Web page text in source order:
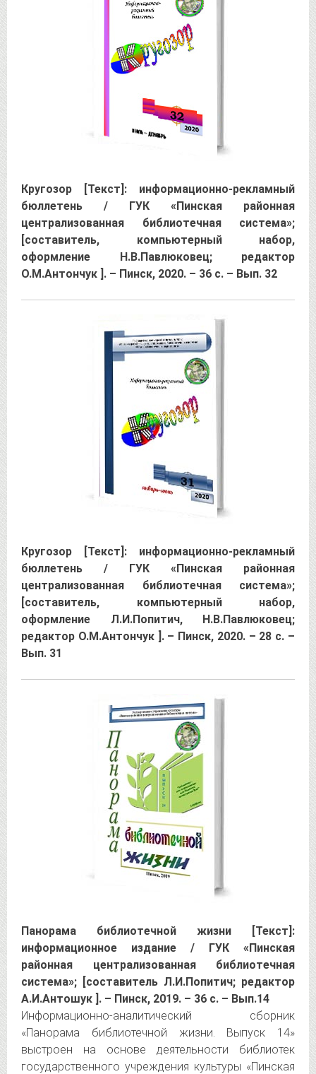
Кругозор [Текст]: информационно-рекламный
бюллетень / ГУК «Пинская районная
централизованная библиотечная система»;
[составитель, компьютерный набор,
оформление Н.В.Павлюковец; редактор
О.М.Антончук ]. – Пинск, 2020. – 36 с. – Вып. 32
Кругозор [Текст]: информационно-рекламный
бюллетень / ГУК «Пинская районная
централизованная библиотечная система»;
[составитель, компьютерный набор,
оформление Л.И.Попитич, Н.В.Павлюковец;
редактор О.М.Антончук ]. – Пинск, 2020. – 28 с. –
Вып. 31
Панорама библиотечной жизни [Текст]:
информационное издание / ГУК «Пинская
районная централизованная библиотечная
система»; [составитель Л.И.Попитич; редактор
А.И.Антошук ]. – Пинск, 2019. – 36 с. – Вып.14
Информационно-аналитический сборник
«Панорама библиотечной жизни. Выпуск 14»
выстроен на основе деятельности библиотек
государственного учреждения культуры «Пинская